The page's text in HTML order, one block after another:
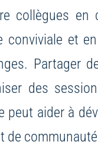
collègues en
conviviale et
Partager
des
peut aider à
de